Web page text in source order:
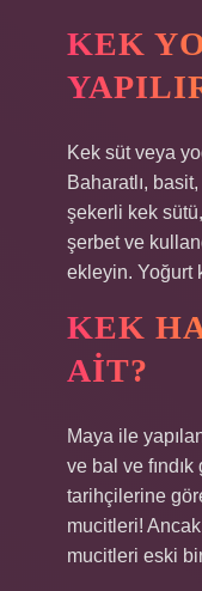
KEK
Kek süt veya
Baharatlı,
şekerli kek
şerbet ve
ekleyin. Yoğurt
KEK
AIT?
Maya ile
ve bal ve fındık
tarihçilerine
mucitleri!
mucitleri eski